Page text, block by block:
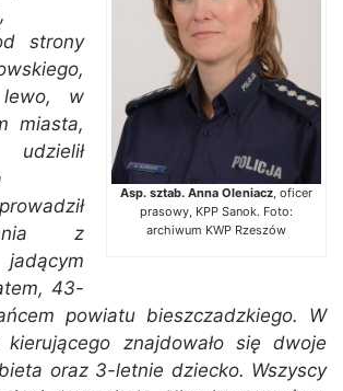
Asp. sztab. Anna Oleniacz, oficer
prasowy, KPP Sanok. Foto:
archiwum KWP Rzeszów
strony
w
miasta,
z
43-
powiatu bieszczadzkiego. W
znajdowało się dwoje
oraz 3-letnie dziecko. Wszyscy